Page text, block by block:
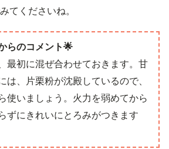
てくださいね。
らのコメント🌟
最初に混ぜ合わせておきます。甘
は、片栗粉が沈殿しているので、
使いましょう。火力を弱めてから
ずにきれいにとろみがつきます